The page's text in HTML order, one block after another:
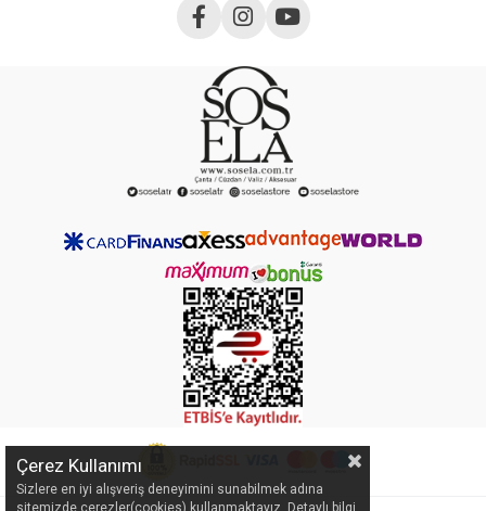
Çerez Kullanımı
Sizlere en iyi alışveriş deneyimini sunabilmek adına
sitemizde çerezler(cookies) kullanmaktayız. Detaylı bilgi